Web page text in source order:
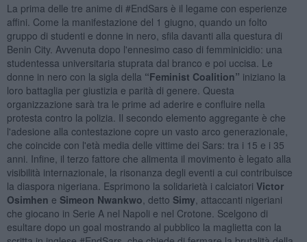
La prima delle tre anime di #EndSars è il legame con esperienze
affini. Come la manifestazione del 1 giugno, quando un folto
gruppo di studenti e donne in nero, sfila davanti alla questura di
Benin City. Avvenuta dopo l'ennesimo caso di femminicidio: una
studentessa universitaria stuprata dal branco e poi uccisa. Le
donne in nero con la sigla della “Feminist Coalition” iniziano la
loro battaglia per giustizia e parità di genere. Questa
organizzazione sarà tra le prime ad aderire e confluire nella
protesta contro la polizia. Il secondo elemento aggregante è che
l'adesione alla contestazione copre un vasto arco generazionale,
che coincide con l'età media delle vittime dei Sars: tra i 15 e i 35
anni. Infine, il terzo fattore che alimenta il movimento è legato alla
visibilità internazionale, la risonanza degli eventi a cui contribuisce
la diaspora nigeriana. Esprimono la solidarietà i calciatori Victor
Osimhen e Simeon Nwankwo , detto Simy , attaccanti nigeriani
che giocano in Serie A nel Napoli e nel Crotone. Scelgono di
esultare dopo un goal mostrando al pubblico la maglietta con la